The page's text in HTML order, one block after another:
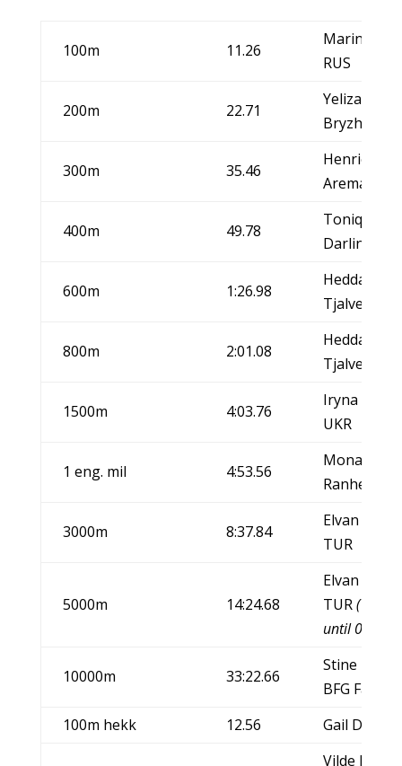
100m 11.26
Marina
RUS
200m 22.71
Yelizaveta
Bryzhina,
300m 35.46
Henriette
Aremark
400m 49.78
Tonique
Darling,
600m 1:26.98
Hedda
Tjalve/NOR
800m 2:01.08
Hedda
Tjalve/NOR
1500m 4:03.76
Iryna
UKR
1 eng. mil 4:53.56
Mona
Ranheim
3000m 8:37.84
Elvan
TUR
5000m 14:24.68
Elvan
TUR(World
until
10000m 33:22.66
Stine
BFG Fana/
100m hekk
12.56
Gail
Vilde